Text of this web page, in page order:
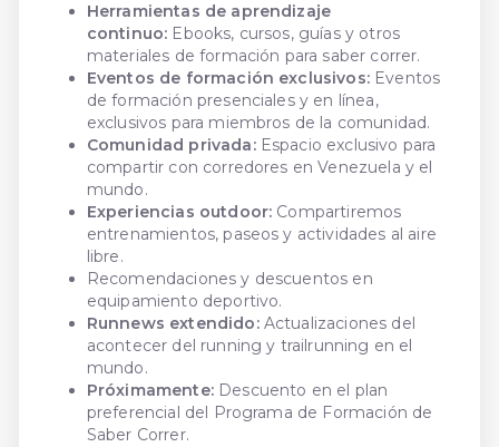
Herramientas de aprendizaje
continuo: Ebooks, cursos, guías y otros
materiales de formación para saber correr.
Eventos de formación exclusivos: Eventos
de formación presenciales y en línea,
exclusivos para miembros de la comunidad.
Comunidad privada: Espacio exclusivo para
compartir con corredores en Venezuela y el
mundo.
Experiencias outdoor: Compartiremos
entrenamientos, paseos y actividades al aire
libre.
Recomendaciones y descuentos en
equipamiento deportivo.
Runnews extendido: Actualizaciones del
acontecer del running y trailrunning en el
mundo.
Próximamente:Descuento en el plan
preferencial del Programa de Formación de
Saber Correr.